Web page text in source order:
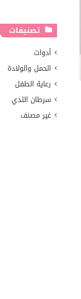
تصنيفات
أدوات
الحمل والولادة
رعاية الطفل
سرطان الثدي
غير مصنف